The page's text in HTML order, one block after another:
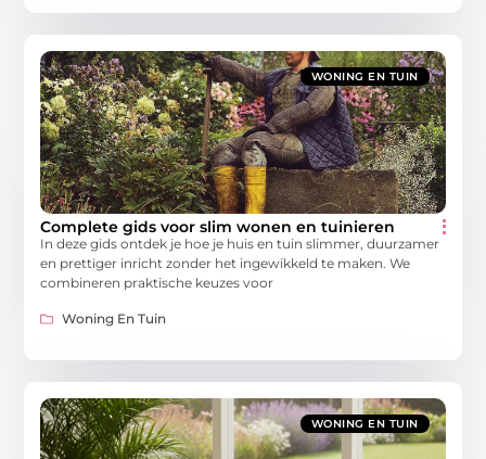
WONING EN TUIN
Complete gids voor slim wonen en tuinieren
In deze gids ontdek je hoe je huis en tuin slimmer, duurzamer
en prettiger inricht zonder het ingewikkeld te maken. We
combineren praktische keuzes voor
Woning En Tuin
WONING EN TUIN